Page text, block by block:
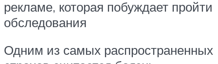
рекламе, которая побуждает пройти
обследования
Одним из самых распространенных